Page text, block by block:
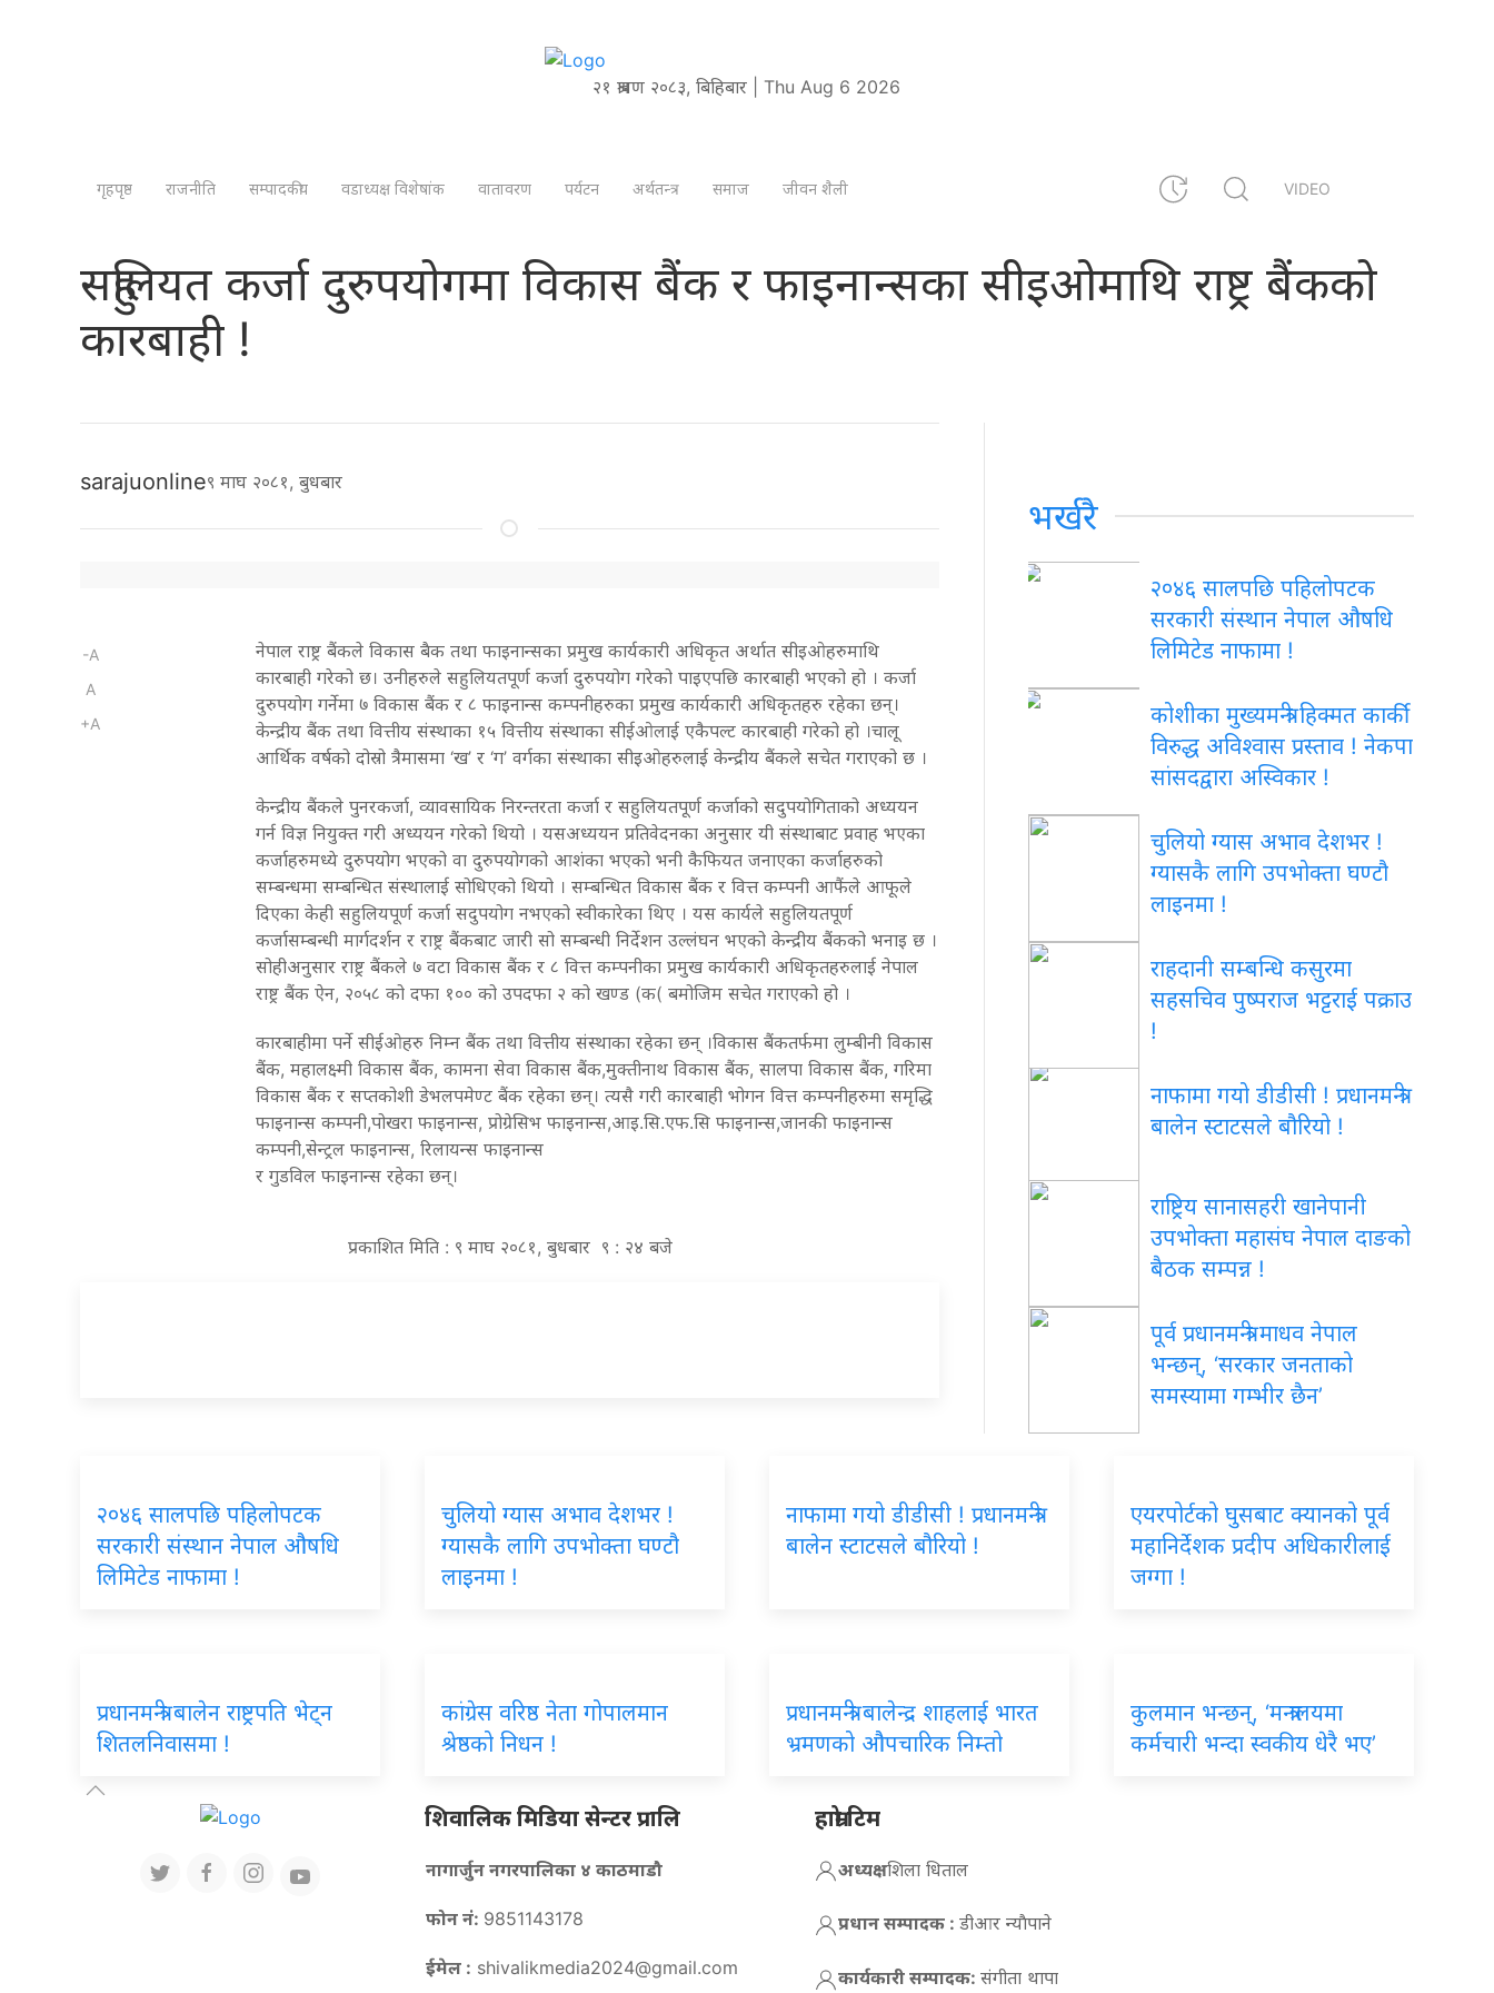
२१ श्रावण २०८३, बिहिबार | Thu Aug 6 2026
गृहपृष्ठ राजनीति सम्पादकीय वडाध्यक्ष विशेषांक वातावरण पर्यटन अर्थतन्त्र समाज जीवन शैली VIDEO
सहुलियत कर्जा दुरुपयोगमा विकास बैंक र फाइनान्सका सीइओमाथि राष्ट्र बैंकको
कारबाही !
sarajuonline९ माघ २०८१, बुधबार
-A
A
+A
नेपाल राष्ट्र बैंकले विकास बैक तथा फाइनान्सका प्रमुख कार्यकारी अधिकृत अर्थात सीइओहरुमाथि
कारबाही गरेको छ। उनीहरुले सहुलियतपूर्ण कर्जा दुरुपयोग गरेको पाइएपछि कारबाही भएको हो । कर्जा
दुरुपयोग गर्नेमा ७ विकास बैंक र ८ फाइनान्स कम्पनीहरुका प्रमुख कार्यकारी अधिकृतहरु रहेका छन्।
केन्द्रीय बैंक तथा वित्तीय संस्थाका १५ वित्तीय संस्थाका सीईओलाई एकैपल्ट कारबाही गरेको हो ।चालू
आर्थिक वर्षको दोस्रो त्रैमासमा ‘ख’ र ‘ग’ वर्गका संस्थाका सीइओहरुलाई केन्द्रीय बैंकले सचेत गराएको छ ।
केन्द्रीय बैंकले पुनरकर्जा, व्यावसायिक निरन्तरता कर्जा र सहुलियतपूर्ण कर्जाको सदुपयोगिताको अध्ययन
गर्न विज्ञ नियुक्त गरी अध्ययन गरेको थियो । यसअध्ययन प्रतिवेदनका अनुसार यी संस्थाबाट प्रवाह भएका
कर्जाहरुमध्ये दुरुपयोग भएको वा दुरुपयोगको आशंका भएको भनी कैफियत जनाएका कर्जाहरुको
सम्बन्धमा सम्बन्धित संस्थालाई सोधिएको थियो । सम्बन्धित विकास बैंक र वित्त कम्पनी आफैंले आफूले
दिएका केही सहुलियपूर्ण कर्जा सदुपयोग नभएको स्वीकारेका थिए । यस कार्यले सहुलियतपूर्ण
कर्जासम्बन्धी मार्गदर्शन र राष्ट्र बैंकबाट जारी सो सम्बन्धी निर्देशन उल्लंघन भएको केन्द्रीय बैंकको भनाइ छ ।
सोहीअनुसार राष्ट्र बैंकले ७ वटा विकास बैंक र ८ वित्त कम्पनीका प्रमुख कार्यकारी अधिकृतहरुलाई नेपाल
राष्ट्र बैंक ऐन, २०५८ को दफा १०० को उपदफा २ को खण्ड (क( बमोजिम सचेत गराएको हो ।
कारबाहीमा पर्ने सीईओहरु निम्न बैंक तथा वित्तीय संस्थाका रहेका छन् ।विकास बैंकतर्फमा लुम्बीनी विकास
बैंक, महालक्ष्मी विकास बैंक, कामना सेवा विकास बैंक,मुक्तीनाथ विकास बैंक, सालपा विकास बैंक, गरिमा
विकास बैंक र सप्तकोशी डेभलपमेण्ट बैंक रहेका छन्। त्यसै गरी कारबाही भोगन वित्त कम्पनीहरुमा समृद्धि
फाइनान्स कम्पनी,पोखरा फाइनान्स, प्रोग्रेसिभ फाइनान्स,आइ.सि.एफ.सि फाइनान्स,जानकी फाइनान्स
कम्पनी,सेन्ट्रल फाइनान्स, रिलायन्स फाइनान्स
र गुडविल फाइनान्स रहेका छन्।
प्रकाशित मिति : ९ माघ २०८१, बुधबार ९ : २४ बजे
भर्खरै
२०४६ सालपछि पहिलोपटक
सरकारी संस्थान नेपाल औषधि
लिमिटेड नाफामा !
कोशीका मुख्यमन्त्री हिक्मत कार्की
विरुद्ध अविश्वास प्रस्ताव ! नेकपा
सांसदद्वारा अस्विकार !
चुलियो ग्यास अभाव देशभर !
ग्यासकै लागि उपभोक्ता घण्टौ
लाइनमा !
राहदानी सम्बन्धि कसुरमा
सहसचिव पुष्पराज भट्टराई पक्राउ
!
नाफामा गयो डीडीसी ! प्रधानमन्त्री
बालेन स्टाटसले बौरियो !
राष्ट्रिय सानासहरी खानेपानी
उपभोक्ता महासंघ नेपाल दाङको
बैठक सम्पन्न !
पूर्व प्रधानमन्त्री माधव नेपाल
भन्छन्, ‘सरकार जनताको
समस्यामा गम्भीर छैन’
२०४६ सालपछि पहिलोपटक
सरकारी संस्थान नेपाल औषधि
लिमिटेड नाफामा !
चुलियो ग्यास अभाव देशभर !
ग्यासकै लागि उपभोक्ता घण्टौ
लाइनमा !
नाफामा गयो डीडीसी ! प्रधानमन्त्री
बालेन स्टाटसले बौरियो !
एयरपोर्टको घुसबाट क्यानको पूर्व
महानिर्देशक प्रदीप अधिकारीलाई
जग्गा !
प्रधानमन्त्री बालेन राष्ट्रपति भेट्न
शितलनिवासमा !
कांग्रेस वरिष्ठ नेता गोपालमान
श्रेष्ठको निधन !
प्रधानमन्त्री बालेन्द्र शाहलाई भारत
भ्रमणको औपचारिक निम्तो
कुलमान भन्छन्, ‘मन्त्रालयमा
कर्मचारी भन्दा स्वकीय धेरै भए’
शिवालिक मिडिया सेन्टर प्रालि
नागार्जुन नगरपालिका ४ काठमाडौ
फोन नं: 9851143178
ईमेल : shivalikmedia2024@gmail.com
हाम्रो टिम
अध्यक्ष :शिला धिताल
प्रधान सम्पादक : डीआर न्याैपाने
कार्यकारी सम्पादक: संगीता थापा